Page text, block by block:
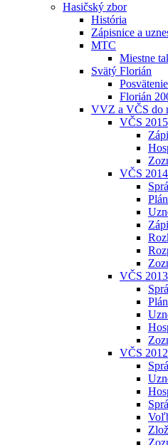
Hasičský zbor
História
Zápisnice a
MTC
Miestne
Svätý Florián
Florián
VVZ a VČS do
VČS 2015
VČS 2014
VČS 2013
VČS 2012